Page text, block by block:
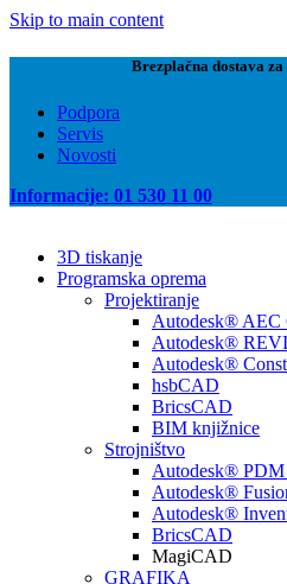
Skip to main content
Brezplačna dostava
Podpora
Servis
Novosti
Informacije: 01 530 11 00
3D tiskanje
Programska oprema
Projektiranje
Autodesk® AEC
Autodesk®
Autodesk®
hsbCAD
BricsCAD
BIM knjižnice
Strojništvo
Autodesk® PDM
Autodesk®
Autodesk®
BricsCAD
MagiCAD
GRAFIKA